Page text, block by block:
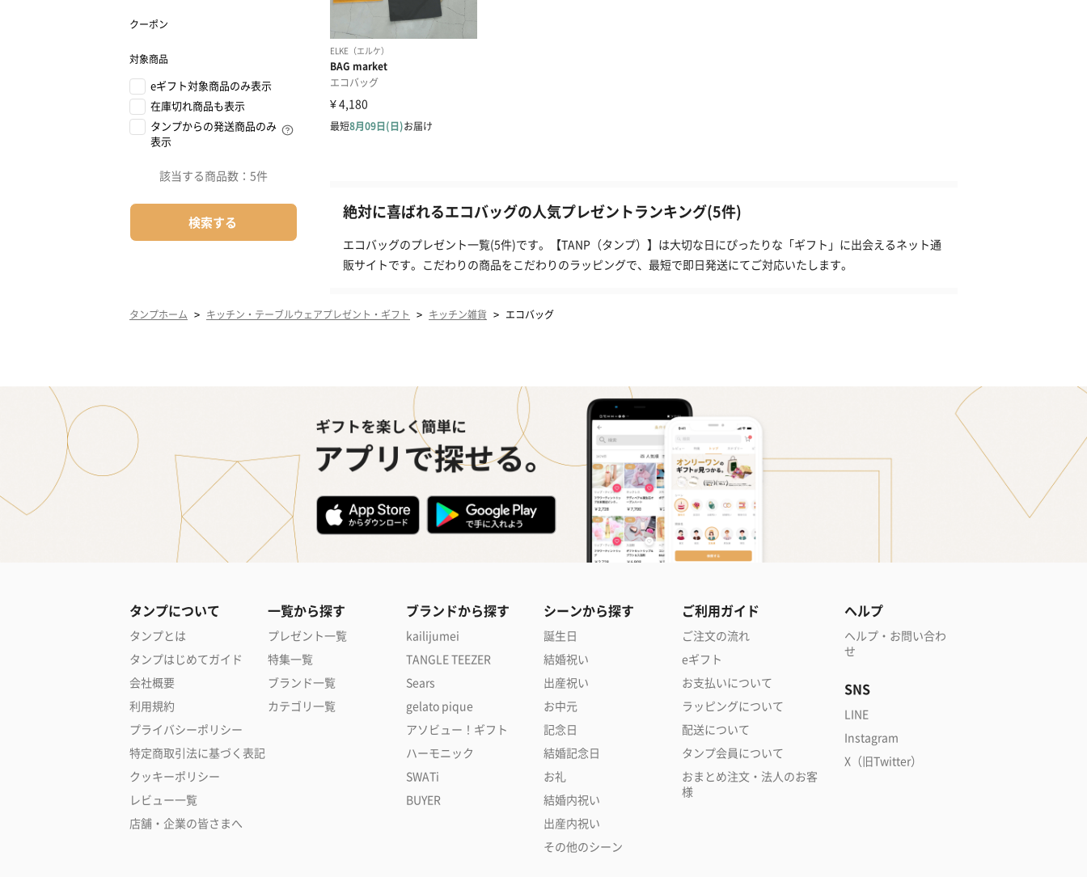
クーポン
対象商品
eギフト対象商品のみ表示
在庫切れ商品も表示
タンプからの発送商品のみ
表示
該当する商品数： 5件
検索する
絶対に喜ばれるエコバッグの人気プレゼントランキング(5件)
エコバッグのプレゼント一覧(5件)です。【TANP（タンプ）】は大切な日にぴったりな「ギフト」に出会えるネット通
販サイトです。こだわりの商品をこだわりのラッピングで、最短で即日発送にてご対応いたします。
タンプホーム > キッチン・テーブルウェアプレゼント・ギフト > キッチン雑貨 > エコバッグ
タンプについて
タンプとは
タンプはじめてガイド
会社概要
利用規約
プライバシーポリシー
特定商取引法に基づく表記
クッキーポリシー
レビュー一覧
店舗・企業の皆さまへ
一覧から探す
プレゼント一覧
特集一覧
ブランド一覧
カテゴリ一覧
ブランドから探す
kailijumei
TANGLE TEEZER
Sears
gelato pique
アソビュー！ギフト
ハーモニック
SWATi
BUYER
シーンから探す
誕生日
結婚祝い
出産祝い
お中元
記念日
結婚記念日
お礼
結婚内祝い
出産内祝い
その他のシーン
ご利用ガイド
ご注文の流れ
eギフト
お支払いについて
ラッピングについて
配送について
タンプ会員について
おまとめ注文・法人のお客
様
ヘルプ
ヘルプ・お問い合わ
せ
SNS
LINE
Instagram
X（旧Twitter）